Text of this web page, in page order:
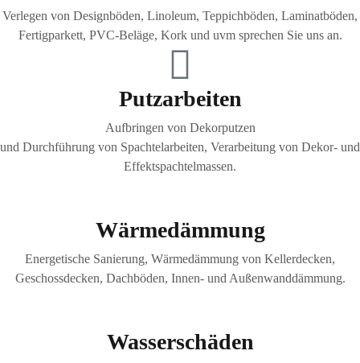
Verlegen von Designböden, Linoleum, Teppichböden, Laminatböden,
Fertigparkett, PVC-Beläge, Kork und uvm sprechen Sie uns an.
Putzarbeiten
Aufbringen von Dekorputzen
und Durchführung von Spachtelarbeiten, Verarbeitung von Dekor- und
Effektspachtelmassen.
Wärmedämmung
Energetische Sanierung, Wärmedämmung von Kellerdecken,
Geschossdecken, Dachböden, Innen- und Außenwanddämmung.
Wasserschäden